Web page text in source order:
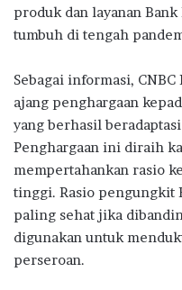
produk dan layanan
tumbuh di tengah
Sebagai informasi,
ajang penghargaan
yang berhasil
Penghargaan ini diraih
mempertahankan rasio
tinggi. Rasio pengungkit
paling sehat jika
digunakan untuk
perseroan.